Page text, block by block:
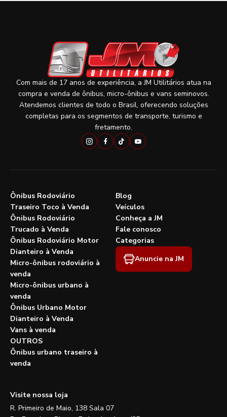
Com mais de 17 anos de experiência, a JM Utilitários atua na
compra e venda de ônibus, micro-ônibus e vans seminovos.
Atendemos clientes de todo o Brasil, oferecendo soluções
completas para os segmentos de transporte, turismo e
fretamento.
Ônibus Rodoviário
Traseiro Toco à Venda
Ônibus Rodoviário
Trucado à Venda
Ônibus Rodoviário Motor
Dianteiro à Venda
Micro-ônibus rodoviário à
venda
Micro-ônibus urbano à
venda
Ônibus Urbano Motor
Dianteiro à Venda
Vans à venda
OUTROS
Ônibus urbano traseiro à
venda
Blog
Veículos
Conheça a JM
Fale conosco
Categorias
Anuncie na JM
Visite nossa loja
R. Primeiro de Maio, 138 Sala 07